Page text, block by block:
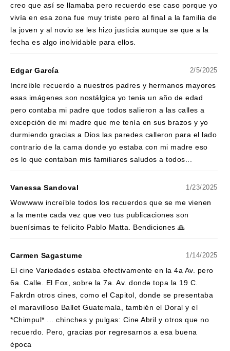
creo que así se llamaba pero recuerdo ese caso porque yo
vivía en esa zona fue muy triste pero al final a la familia de
la joven y al novio se les hizo justicia aunque se que a la
fecha es algo inolvidable para ellos.
Edgar García 2/5/2025
Increíble recuerdo a nuestros padres y hermanos mayores
esas imágenes son nostálgica yo tenia un año de edad
pero contaba mi padre que todos salieron a las calles a
excepción de mi madre que me tenía en sus brazos y yo
durmiendo gracias a Dios las paredes calleron para el lado
contrario de la cama donde yo estaba con mi madre eso
es lo que contaban mis familiares saludos a todos...
Vanessa Sandoval 1/23/2025
Wowwww increíble todos los recuerdos que se me vienen
a la mente cada vez que veo tus publicaciones son
buenísimas te felicito Pablo Matta. Bendiciones 🙏
Carmen Sagastume 1/14/2025
El cine Variedades estaba efectivamente en la 4a Av. pero
6a. Calle. El Fox, sobre la 7a. Av. donde topa la 19 C.
Fakrdn otros cines, como el Capitol, donde se presentaba
el maravilloso Ballet Guatemala, también el Doral y el
*Chimpul* ... chinches y pulgas: Cine Abril y otros que no
recuerdo. Pero, gracias por regresarnos a esa buena
época